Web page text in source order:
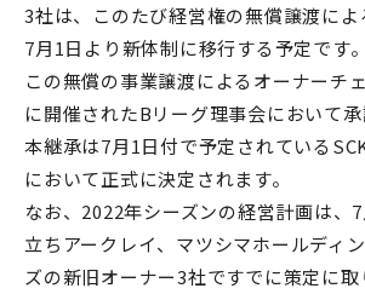
3社は、このたび経営権の無償譲渡によ
7月1日より新体制に移行する予定です。
この無償の事業譲渡によるオーナーチ
に開催されたBリーグ理事会において承
本継承は7月1日付で予定されている
において正式に決定されます。
なお、2022年シーズンの経営計画は、
立ちアークレイ、マツシマホールディ
ズの新旧オーナー3社ですでに策定に